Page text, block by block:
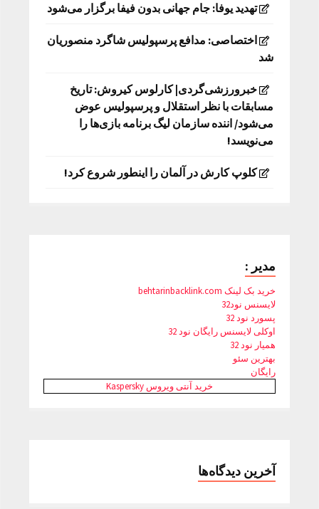
تهدید یوفا: جام جهانی بدون فیفا برگزار می‌شود
اختصاصی: مدافع پرسپولیس شاگرد منصوریان
شد
خبرورزشی‌گردی| کارلوس کیروش: تاریخ
مسابقات با نظر استقلال و پرسپولیس عوض
می‌شود/ اننده سازمان لیگ برنامه بازی‌ها را
می‌نویسد!
کلوپ کارش در آلمان را اینطور شروع کرد!
مدیر :
خرید بک لینک behtarinbacklink.com
لایسنس نود32
پسورد نود 32
اوکلی لایسنس رایگان نود 32
همیار نود 32
بهترین سئو
رایگان
خرید آنتی ویروس Kaspersky
آخرین دیدگاه‌ها